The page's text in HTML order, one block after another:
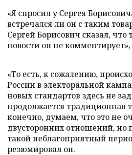
«Я спросил у Сергея
встречался ли он с таким
Сергей Борисович сказал, что
новости он не комментирует»,
«То есть, к сожалению,
России в электоральной
новых стандартов здесь не
продолжается традиционная
конечно, думаем, что это не
двусторонних отношений, но
такой неблагоприятный
резюмировал он.